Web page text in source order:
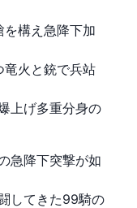
構え急降下加
竜火と銃で兵站
上げ多重分身の
急降下突撃が如
してきた99騎の